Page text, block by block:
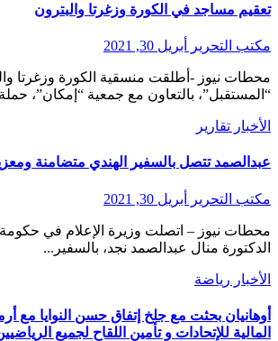
تعقيم مساجد في الكورة وزغرتا والبترون
مكتب التحرير أبريل 30, 2021
محطات نيوز -أطلقت منسقية الكورة وزغرتا والبترون في تيار
“المستقبل”، بالتعاون مع جمعية “إمكان”،
الأخبار تقارير
عبدالصمد تتصل بالسفير الهندي متضامنة
مكتب التحرير أبريل 30, 2021
محطات نيوز – اتصلت وزيرة الإعلام في حكومة تصريف الأعمال
الدكتورة منال عبدالصمد نجد، بالسفير...
الأخبار رياضة
أوهانيان بحثت مع جلخ إتفاق حسن النوايا مع
المالية للإتحادات و تأمين اللقاح لجميع